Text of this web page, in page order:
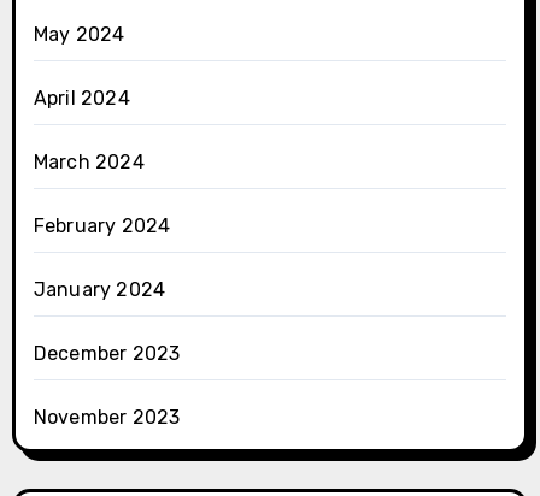
May 2024
April 2024
March 2024
February 2024
January 2024
December 2023
November 2023